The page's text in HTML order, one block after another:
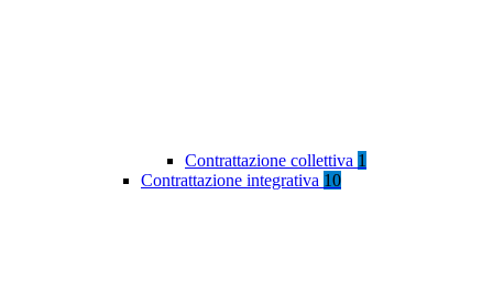
Contrattazione collettiva 1
Contrattazione integrativa 10